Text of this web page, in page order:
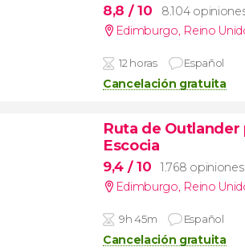
8,8 / 10
8.104
Edimburgo, Reino
12 horas Español
Cancelación gratuita
Ruta de Outlander
Escocia
9,4 / 10
1.768 opiniones
Edimburgo, Reino
9h 45m Español
Cancelación gratuita